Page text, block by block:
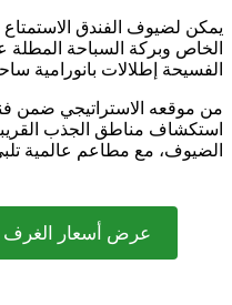
يمكن لضيوف الفندق
الخاص وبركة السباحة المطلة
الفسيحة إطلالات بانورامية
من موقعه الاستراتيجي ضمن
استكشاف مناطق الجذب
الضيوف، مع مطاعم عالمية
عرض أسعار الغرف